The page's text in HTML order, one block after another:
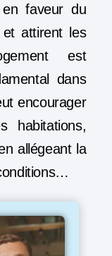
faveur du
attirent les
est
dans
encourager
habitations,
allégeant la